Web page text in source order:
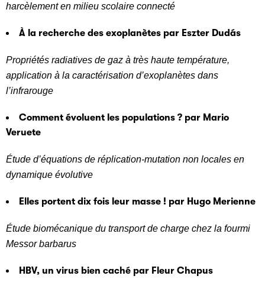
harcèlement en milieu scolaire connecté
À la recherche des exoplanètes par Eszter Dudás
Propriétés radiatives de gaz à très haute température,
application à la caractérisation d’exoplanètes dans
l’infrarouge
Comment évoluent les populations ? par Mario
Veruete
Étude d’équations de réplication-mutation non locales en
dynamique évolutive
Elles portent dix fois leur masse ! par Hugo Merienne
Étude biomécanique du transport de charge chez la fourmi
Messor barbarus
HBV, un virus bien caché par Fleur Chapus